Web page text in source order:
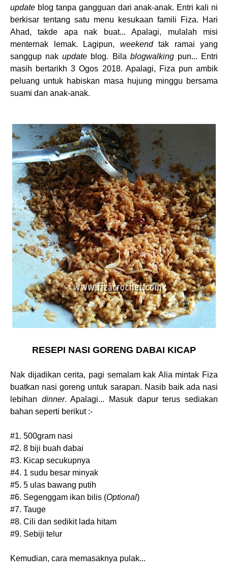
update blog tanpa gangguan dari anak-anak. Entri kali ni
berkisar tentang satu menu kesukaan famili Fiza. Hari
Ahad, takde apa nak buat... Apalagi, mulalah misi
menternak lemak. Lagipun, weekendtak ramai yang
sanggup nakupdate blog. Bila blogwalkingpun... Entri
masih bertarikh 3 Ogos 2018. Apalagi, Fiza pun ambik
peluang untuk habiskan masa hujung minggu bersama
suami dan anak-anak.
RESEPI NASI GORENG DABAI KICAP
Nak dijadikan cerita, pagi semalam kak Alia mintak Fiza
buatkan nasi goreng untuk sarapan. Nasib baik ada nasi
lebihan dinner. Apalagi... Masuk dapur terus sediakan
bahan seperti berikut :-
#1. 500gram nasi
#2. 8 biji buah dabai
#3. Kicap secukupnya
#4. 1 sudu besar minyak
#5. 5 ulas bawang putih
#6. Segenggam ikan bilis (Optional)
#7. Tauge
#8. Cili dan sedikit lada hitam
#9. Sebiji telur
Kemudian, cara memasaknya pulak...